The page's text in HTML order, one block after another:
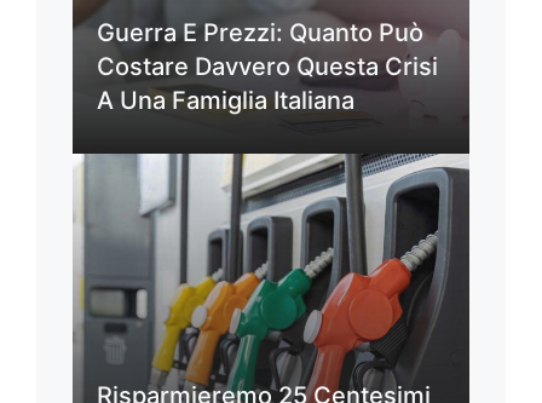
Guerra E Prezzi: Quanto Può
Costare Davvero Questa Crisi
A Una Famiglia Italiana
Risparmieremo 25 Centesimi